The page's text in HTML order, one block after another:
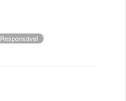
Responsável